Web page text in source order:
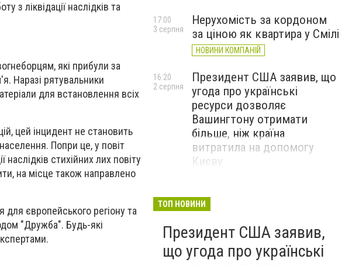
з ліквідації наслідків та
які прибули за
Наразі рятувальники
для встановлення всіх
цей інцидент не становить
Попри це, у повіт
стихійних лих повіту
на місце також направлено
для європейського регіону та
"Дружба". Будь-які
Нерухомість за кордоном
за ціною як квартира у Смілі
НОВИНИ КОМПАНІЙ
17:00
3 серпня
Президент США заявив, що
угода про українські
ресурси дозволяє
Вашингтону отримати
більше, ніж країна
витратила на допомогу
Києву
16:20
2 серпня
ТОП НОВИНИ
Президент США заявив,
що угода про українські